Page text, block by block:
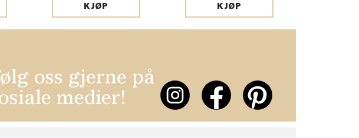
KJØP KJØP
oss gjerne på
medier!